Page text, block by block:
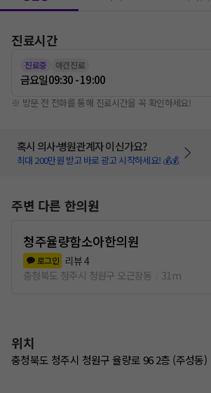
진료시간
진료중 야간진료
금요일09:30 - 19:00
※ 방문 전 전화를 통해 진료시간을 꼭 확인하세요!
혹시 의사·병원관계자 이신가요?
최대 200만원 받고 바로 광고 시작하세요! 💰💰
주변 다른 한의원
청주율량함소아한의원
로그인 리뷰4
충청북도 청주시 청원구 오근장동
31m
위치
충청북도 청주시 청원구 율량로 96 2층 (주성동)